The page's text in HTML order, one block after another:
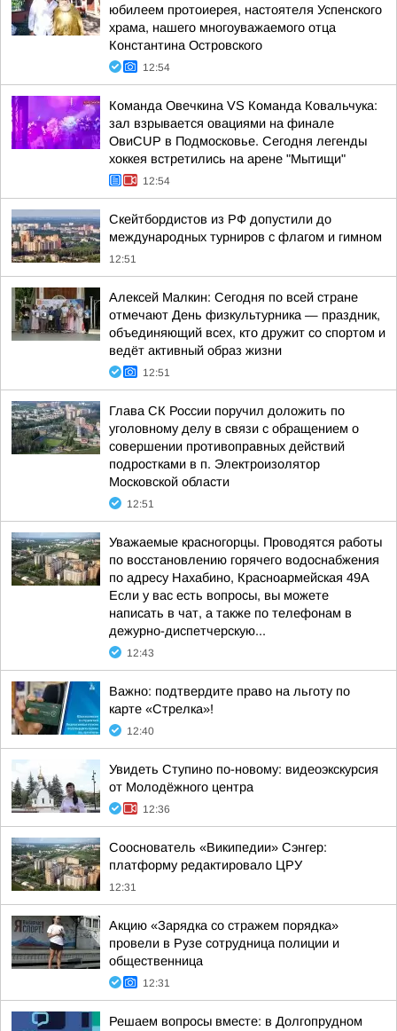
юбилеем протоиерея, настоятеля Успенского
храма, нашего многоуважаемого отца
Константина Островского
12:54
Команда Овечкина VS Команда Ковальчука:
зал взрывается овациями на финале
ОвиCUP в Подмосковье. Сегодня легенды
хоккея встретились на арене "Мытищи"
12:54
Скейтбордистов из РФ допустили до
международных турниров с флагом и гимном
12:51
Алексей Малкин: Сегодня по всей стране
отмечают День физкультурника — праздник,
объединяющий всех, кто дружит со спортом и
ведёт активный образ жизни
12:51
Глава СК России поручил доложить по
уголовному делу в связи с обращением о
совершении противоправных действий
подростками в п. Электроизолятор
Московской области
12:51
Уважаемые красногорцы. Проводятся работы
по восстановлению горячего водоснабжения
по адресу Нахабино, Красноармейская 49А
Если у вас есть вопросы, вы можете
написать в чат, а также по телефонам в
дежурно-диспетчерскую...
12:43
Важно: подтвердите право на льготу по
карте «Стрелка»!
12:40
Увидеть Ступино по-новому: видеоэкскурсия
от Молодёжного центра
12:36
Сооснователь «Википедии» Сэнгер:
платформу редактировало ЦРУ
12:31
Акцию «Зарядка со стражем порядка»
провели в Рузе сотрудница полиции и
общественница
12:31
Решаем вопросы вместе: в Долгопрудном